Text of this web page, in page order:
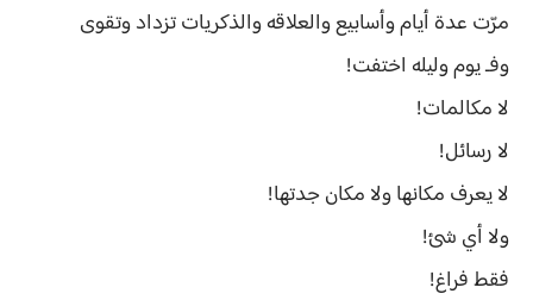
مرّت عدة أيام وأسابيع والعلاقه والذكريات تزداد وتقوى
وفـ يوم وليله اختفت!
لا مكالمات!
لا رسائل!
لا يعرف مكانها ولا مكان جدتها!
ولا أي شئ!
فقط فراغ!